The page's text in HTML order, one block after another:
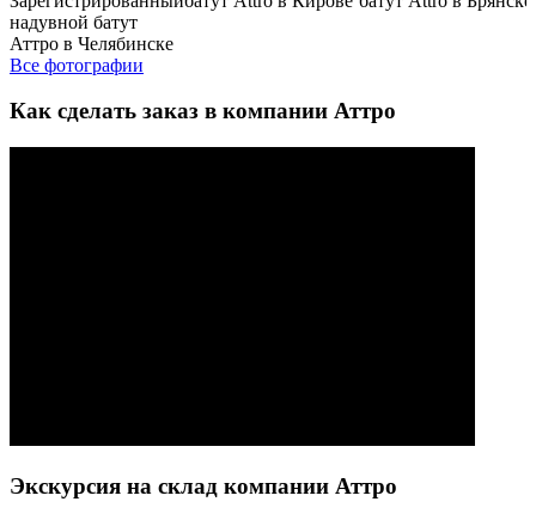
надувной батут
Аттро в Челябинске
Все фотографии
Как сделать заказ в компании Аттро
Экскурсия на склад компании Аттро